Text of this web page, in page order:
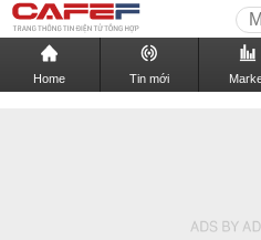
Home Tin mới